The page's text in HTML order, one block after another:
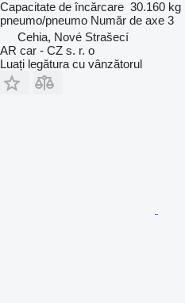
Capacitate de încărcare 30.160 kg
pneumo/pneumo Număr de axe 3
Cehia, Nové Strašecí
AR car - CZ s. r. o
Luați legătura cu vânzătorul